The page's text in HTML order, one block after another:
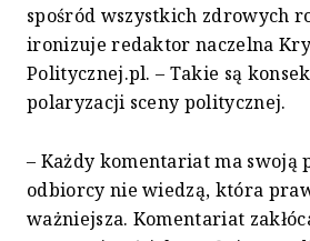
spośród wszystkich zdrowych
ironizuje redaktor naczelna
Politycznej.pl. – Takie są
polaryzacji sceny politycznej.
– Każdy komentariat ma swoją
odbiorcy nie wiedzą, która
ważniejsza. Komentariat